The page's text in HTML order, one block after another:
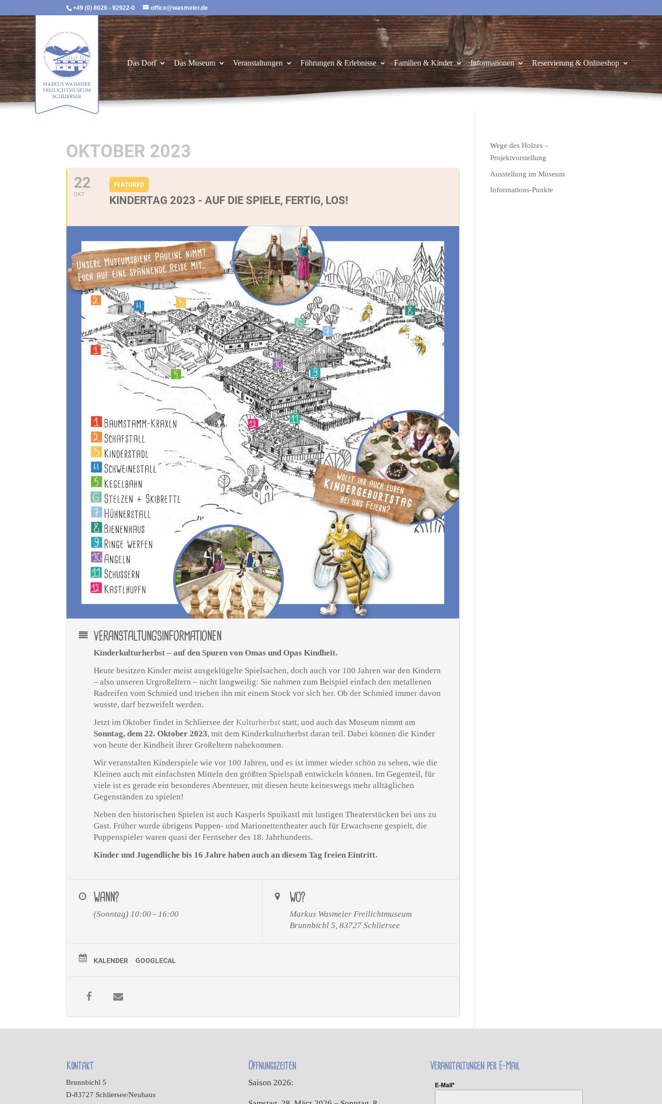
+49 (0) 8026 - 92922-0 office@wasmeier.de
Das Dorf Das Museum Veranstaltungen Führungen & Erlebnisse Familien & Kinder Informationen Reservierung & Onlineshop
OKTOBER 2023
22
OKT
FEATURED
KINDERTAG 2023 - AUF DIE SPIELE, FERTIG, LOS!
VERANSTALTUNGSINFORMATIONEN
Kinderkulturherbst – auf den Spuren von Omas und Opas Kindheit.
Heute besitzen Kinder meist ausgeklügelte Spielsachen, doch auch vor 100 Jahren war den Kindern
– also unseren Urgroßeltern – nicht langweilig: Sie nahmen zum Beispiel einfach den metallenen
Radreifen vom Schmied und trieben ihn mit einem Stock vor sich her. Ob der Schmied immer davon
wusste, darf bezweifelt werden.
Jetzt im Oktober findet in Schliersee derKulturherbst statt, und auch das Museum nimmt am
Sonntag, dem 22. Oktober 2023, mit dem Kinderkulturherbst daran teil. Dabei können die Kinder
von heute der Kindheit ihrer Großeltern nahekommen.
Wir veranstalten Kinderspiele wie vor 100 Jahren, und es ist immer wieder schön zu sehen, wie die
Kleinen auch mit einfachsten Mitteln den größten Spielspaß entwickeln können. Im Gegenteil, für
viele ist es gerade ein besonderes Abenteuer, mit diesen heute keineswegs mehr alltäglichen
Gegenständen zu spielen!
Neben den historischen Spielen ist auch Kasperls Spuikastl mit lustigen Theaterstücken bei uns zu
Gast. Früher wurde übrigens Puppen- und Marionettentheater auch für Erwachsene gespielt, die
Puppenspieler waren quasi der Fernseher des 18. Jahrhunderts.
Kinder und Jugendliche bis 16 Jahre haben auch an diesem Tag freien Eintritt.
WANN?
(Sonntag) 10:00 - 16:00
WO?
Markus Wasmeier Freilichtmuseum
Brunnbichl 5, 83727 Schliersee
KALENDER GOOGLECAL
Wege des Holzes –
Projektvorstellung
Ausstellung im Museum
Informations-Punkte
Kontakt
Brunnbichl 5
D-83727 Schliersee/Neuhaus
Öffnungszeiten
Saison 2026:
Veranstaltungen per E-Mail
E-Mail*